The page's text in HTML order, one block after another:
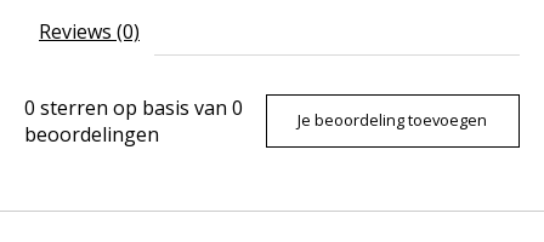
Reviews (0)
0 sterren op basis van 0
beoordelingen
Je beoordeling toevoegen